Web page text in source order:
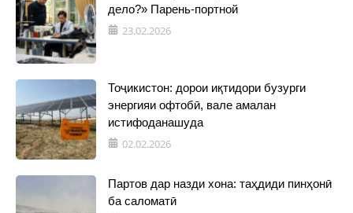
дело?» Парень-портной
23.02.2026
Тоҷикистон: дорои иқтидори бузурги
энергияи офтобӣ, вале амалан
истифоданашуда
02.02.2026
Партов дар назди хона: таҳдиди пинҳонӣ
ба саломатӣ